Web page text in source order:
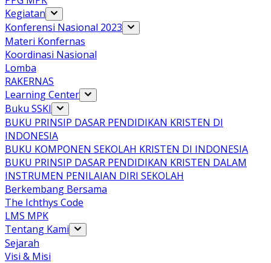
Kegiatan
Konferensi Nasional 2023
Materi Konfernas
Koordinasi Nasional
Lomba
RAKERNAS
Learning Center
Buku SSKI
BUKU PRINSIP DASAR PENDIDIKAN KRISTEN DI
INDONESIA
BUKU KOMPONEN SEKOLAH KRISTEN DI INDONESIA
BUKU PRINSIP DASAR PENDIDIKAN KRISTEN DALAM
INSTRUMEN PENILAIAN DIRI SEKOLAH
Berkembang Bersama
The Ichthys Code
LMS MPK
Tentang Kami
Sejarah
Visi & Misi